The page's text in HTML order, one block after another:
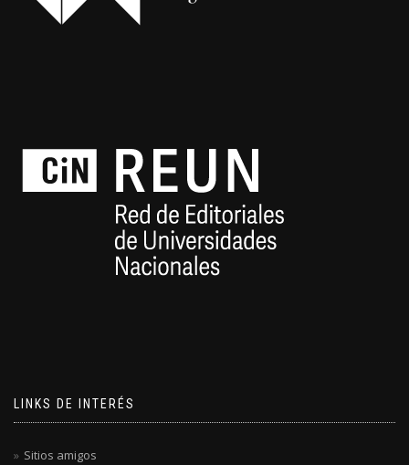
LINKS DE INTERÉS
Sitios amigos